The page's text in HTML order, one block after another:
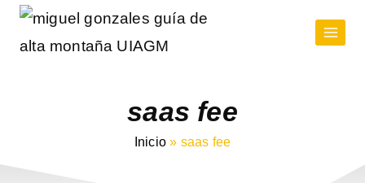
saas fee
Inicio » saas fee